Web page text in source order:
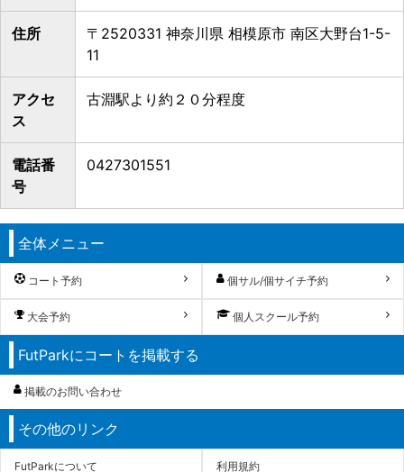
住所
〒2520331 神奈川県 相模原市 南区大野台1-5-
11
アクセ
ス
古淵駅より約２０分程度
電話番
号
0427301551
全体メニュー
コート予約 個サル/個サイチ予約
大会予約 個人スクール予約
FutParkにコートを掲載する
掲載のお問い合わせ
その他のリンク
FutParkについて 利用規約